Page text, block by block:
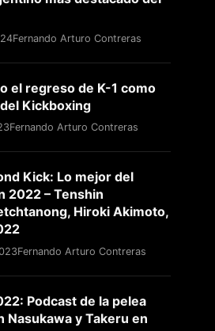
Fernando Arturo Contreras
o el regreso de K-1 como
Kickboxing
Fernando Arturo Contreras
Kick: Lo mejor del
2022 – Tenshin
Hiroki Akimoto,
Fernando Arturo Contreras
Podcast de la pelea
Nasukawa y Takeru en